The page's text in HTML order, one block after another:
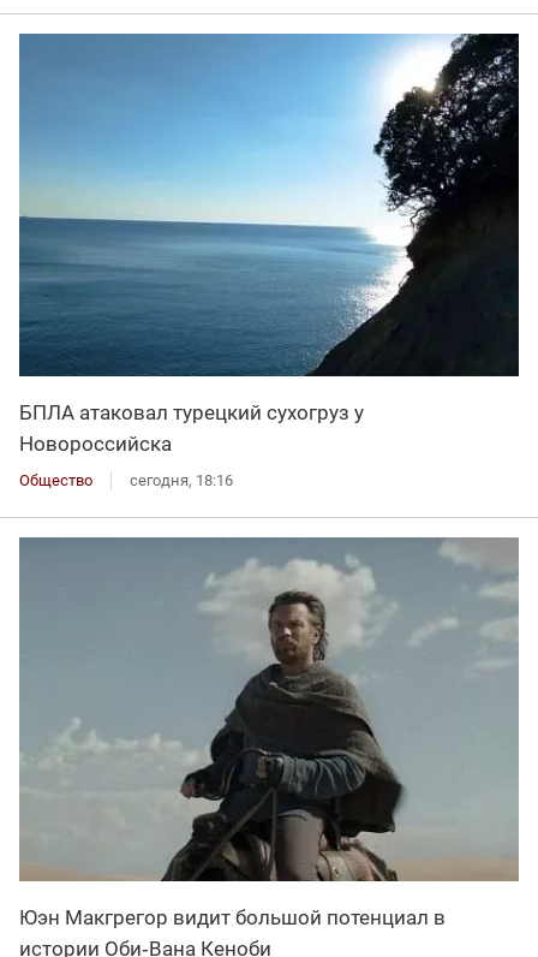
БПЛА атаковал турецкий сухогруз у
Новороссийска
Общество сегодня, 18:16
Юэн Макгрегор видит большой потенциал в
истории Оби‑Вана Кеноби